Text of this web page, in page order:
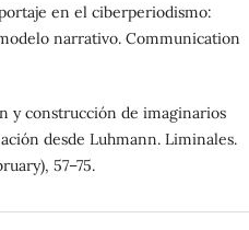
en el ciberperiodismo:
narrativo. Communication
y construcción de imaginarios
desde Luhmann. Liminales.
57–75.